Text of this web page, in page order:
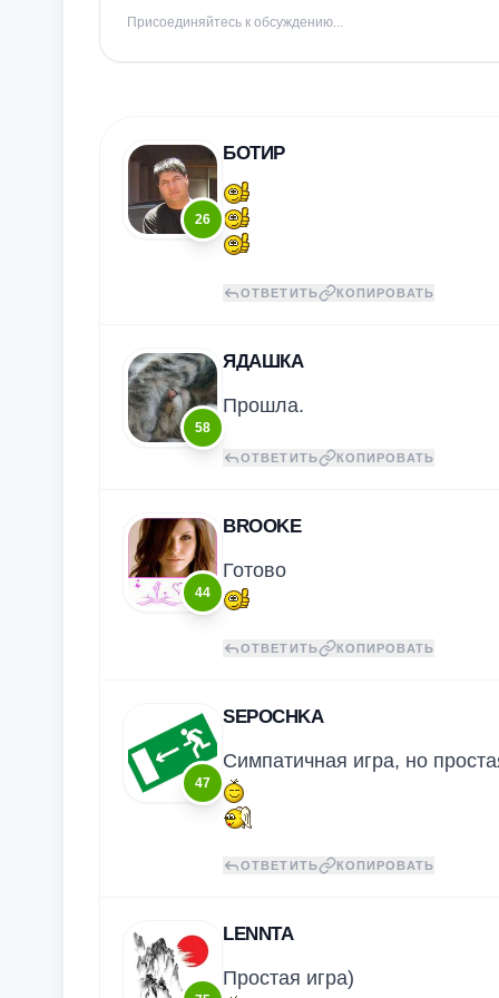
Присоединяйтесь к обсуждению...
26
БОТИР
ОТВЕТИТЬ КОПИРОВАТЬ
58
ЯДАШКА
Прошла.
ОТВЕТИТЬ КОПИРОВАТЬ
44
BROOKE
Готово
ОТВЕТИТЬ КОПИРОВАТЬ
47
SEPOCHKA
Симпатичная игра, но
ОТВЕТИТЬ КОПИРОВАТЬ
LENNTA
Простая игра)